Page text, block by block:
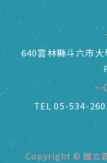
640雲林縣斗六市
TEL 05-534-
Copyright © 國立